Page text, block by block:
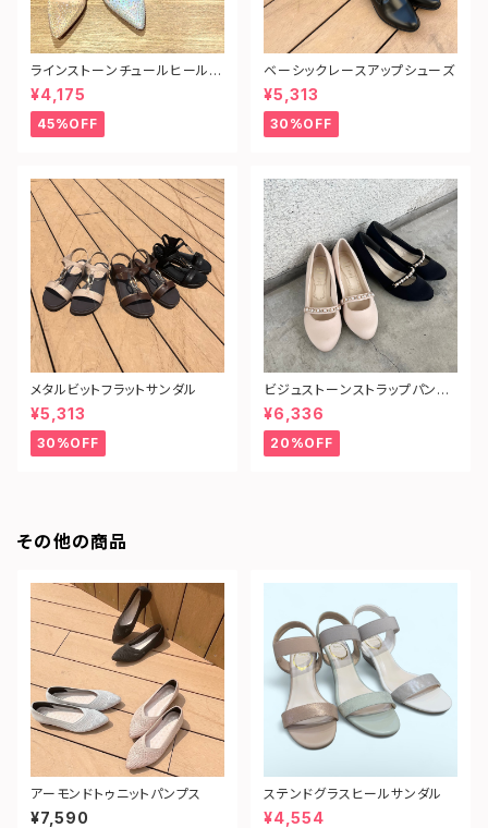
ラインストーンチュールヒールパ
ンプス
¥4,175
45%OFF
ベーシックレースアップシューズ
¥5,313
30%OFF
メタルビットフラットサンダル
¥5,313
30%OFF
ビジュストーンストラップパンプ
ス
¥6,336
20%OFF
その他の商品
アーモンドトゥニットパンプス
¥7,590
ステンドグラスヒールサンダル
¥4,554